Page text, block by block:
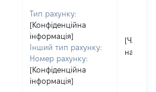
Тип рахунку:
[Конфіденційна
інформація]
Інший тип рахунку:
Номер рахунку:
[Конфіденційна
інформація]
[Член
надав